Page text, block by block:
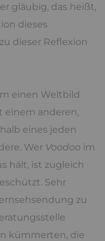
gläubig, das heißt,
dieses
dieser Reflexion
einen Weltbild
einem anderen,
eines jeden
Wer Voodoo im
hält, ist zugleich
Sehr
zu
kümmerten, die